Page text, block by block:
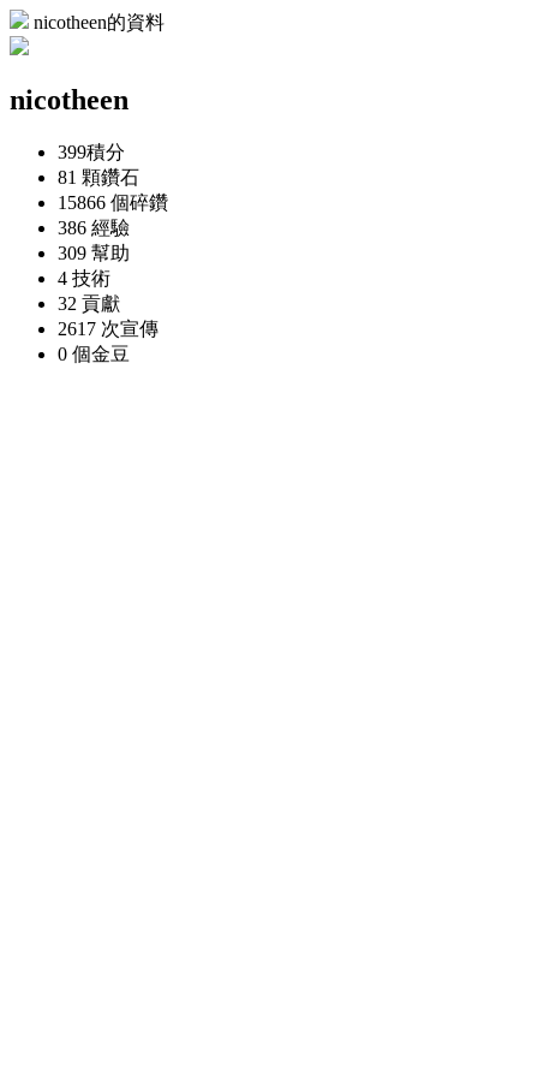
nicotheen的資料
nicotheen
399積分
81 顆鑽石
15866 個碎鑽
386 經驗
309 幫助
4 技術
32 貢獻
2617 次宣傳
0 個金豆